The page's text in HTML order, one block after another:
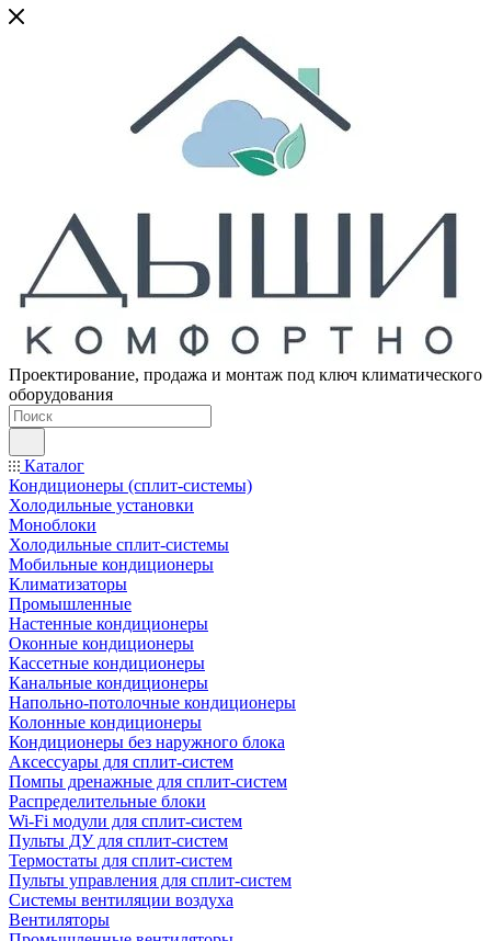
Проектирование, продажа и монтаж под ключ климатического
оборудования
Каталог
Кондиционеры (сплит-системы)
Холодильные установки
Моноблоки
Холодильные сплит-системы
Мобильные кондиционеры
Климатизаторы
Промышленные
Настенные кондиционеры
Оконные кондиционеры
Кассетные кондиционеры
Канальные кондиционеры
Напольно-потолочные кондиционеры
Колонные кондиционеры
Кондиционеры без наружного блока
Аксессуары для сплит-систем
Помпы дренажные для сплит-систем
Распределительные блоки
Wi-Fi модули для сплит-систем
Пульты ДУ для сплит-систем
Термостаты для сплит-систем
Пульты управления для сплит-систем
Системы вентиляции воздуха
Вентиляторы